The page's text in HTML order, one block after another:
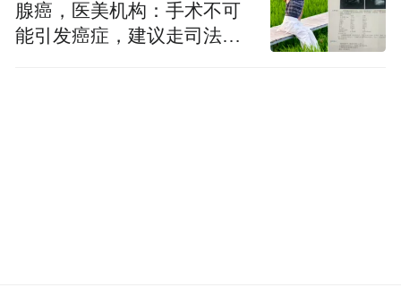
腺癌，医美机构：手术不可
能引发癌症，建议走司法途